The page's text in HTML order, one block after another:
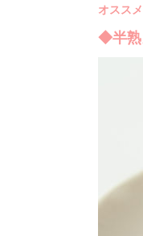
オスス
◆半熟